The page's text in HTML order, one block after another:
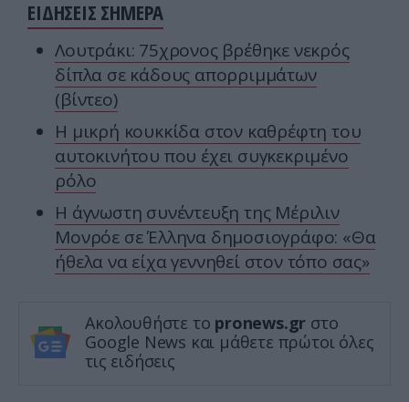
ΕΙΔΗΣΕΙΣ ΣΗΜΕΡΑ
Λουτράκι: 75χρονος βρέθηκε νεκρός
δίπλα σε κάδους απορριμμάτων
(βίντεο)
Η μικρή κουκκίδα στον καθρέφτη του
αυτοκινήτου που έχει συγκεκριμένο
ρόλο
Η άγνωστη συνέντευξη της Μέριλιν
Μονρόε σε Έλληνα δημοσιογράφο: «Θα
ήθελα να είχα γεννηθεί στον τόπο σας»
Ακολουθήστε το pronews.gr στο
Google News και μάθετε πρώτοι όλες
τις ειδήσεις